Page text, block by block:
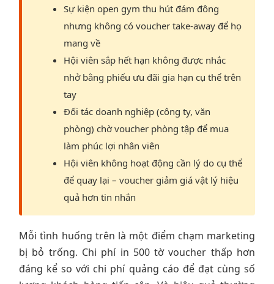
Sự kiện open gym thu hút đám đông
nhưng không có voucher take-away để họ
mang về
Hội viên sắp hết hạn không được nhắc
nhở bằng phiếu ưu đãi gia hạn cụ thể trên
tay
Đối tác doanh nghiệp (công ty, văn
phòng) chờ voucher phòng tập để mua
làm phúc lợi nhân viên
Hội viên không hoạt động cần lý do cụ thể
để quay lại – voucher giảm giá vật lý hiệu
quả hơn tin nhắn
Mỗi tình huống trên là một điểm chạm marketing
bị bỏ trống. Chi phí in 500 tờ voucher thấp hơn
đáng kể so với chi phí quảng cáo để đạt cùng số